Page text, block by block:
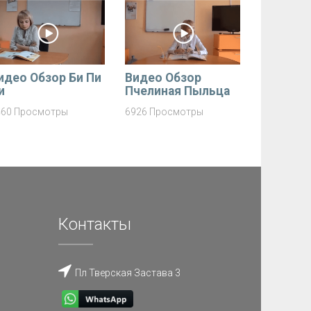
Обзор Би Пи
Просмотры
Видео Обзор
Пчелиная Пыльца
6926 Просмотры
Контакты
Пл Тверская Застава 3